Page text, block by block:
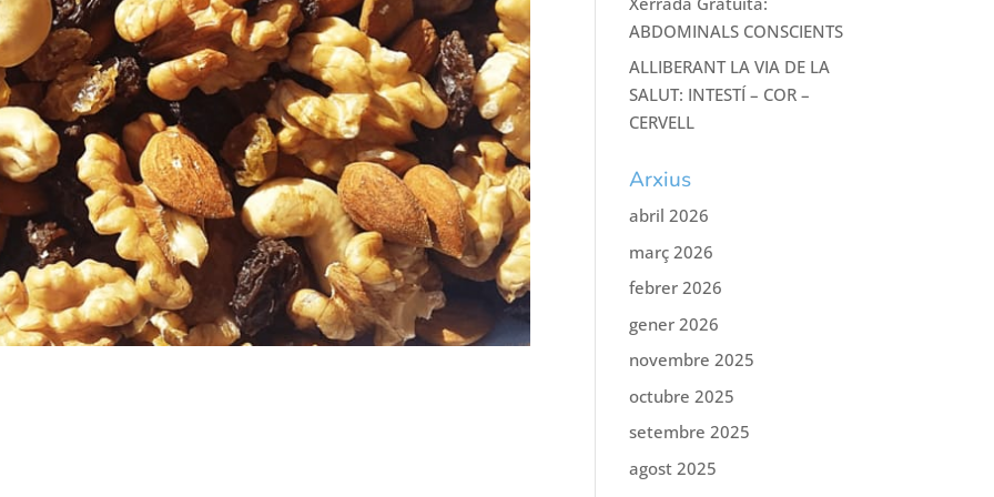
ABDOMINALS CONSCIENTS
ALLIBERANT LA VIA DE LA
SALUT: INTESTÍ – COR –
CERVELL
Arxius
abril 2026
març 2026
febrer 2026
gener 2026
novembre 2025
octubre 2025
setembre 2025
agost 2025